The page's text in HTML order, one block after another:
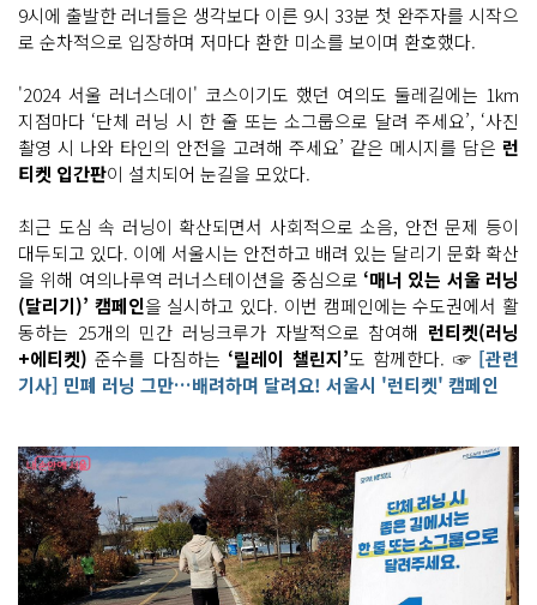
9시에 출발한 러너들은 생각보다 이른 9시 33분 첫 완주자를 시작으
로 순차적으로 입장하며 저마다 환한 미소를 보이며 환호했다.
'2024 서울 러너스데이' 코스이기도 했던 여의도 둘레길에는 1km
지점마다 ‘단체 러닝 시 한 줄 또는 소그룹으로 달려 주세요’, ‘사진
촬영 시 나와 타인의 안전을 고려해 주세요’ 같은 메시지를 담은 런
티켓 입간판이 설치되어 눈길을 모았다.
최근 도심 속 러닝이 확산되면서 사회적으로 소음, 안전 문제 등이
대두되고 있다. 이에 서울시는 안전하고 배려 있는 달리기 문화 확산
을 위해 여의나루역 러너스테이션을 중심으로 ‘매너 있는 서울 러닝
(달리기)’ 캠페인을 실시하고 있다. 이번 캠페인에는 수도권에서 활
동하는 25개의 민간 러닝크루가 자발적으로 참여해 런티켓(러닝
+에티켓) 준수를 다짐하는 ‘릴레이 챌린지’도 함께한다. ☞[관련
기사] 민폐 러닝 그만…배려하며 달려요! 서울시 '런티켓' 캠페인